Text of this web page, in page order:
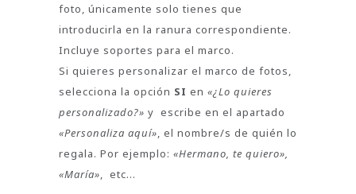
foto, únicamente solo tienes que
introducirla en la ranura correspondiente.
Incluye soportes para el marco.
Si quieres personalizar el marco de fotos,
selecciona la opción SI en «¿Lo quieres
personalizado?» y escribe en el apartado
«Personaliza aquí», el nombre/s de quién lo
regala. Por ejemplo: «Hermano, te quiero»,
«María», etc…